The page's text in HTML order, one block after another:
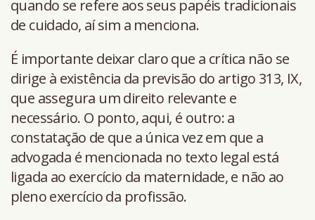
quando se refere aos seus papéis tradicionais
de cuidado, aí sim a menciona.
É importante deixar claro que a crítica não se
dirige à existência da previsão do artigo 313, IX,
que assegura um direito relevante e
necessário. O ponto, aqui, é outro: a
constatação de que a única vez em que a
advogada é mencionada no texto legal está
ligada ao exercício da maternidade, e não ao
pleno exercício da profissão.